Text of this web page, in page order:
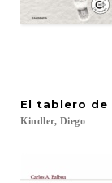
El tablero de
Kindler, Diego